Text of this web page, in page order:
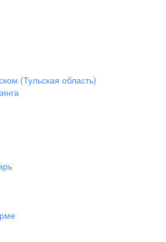
(Тульская область)